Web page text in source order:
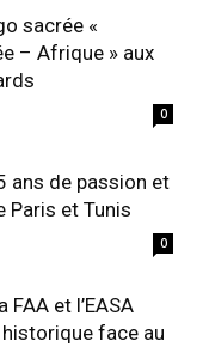
sacrée «
– Afrique » aux
0
ans de passion et
Paris et Tunis
0
FAA et l’EASA
face au